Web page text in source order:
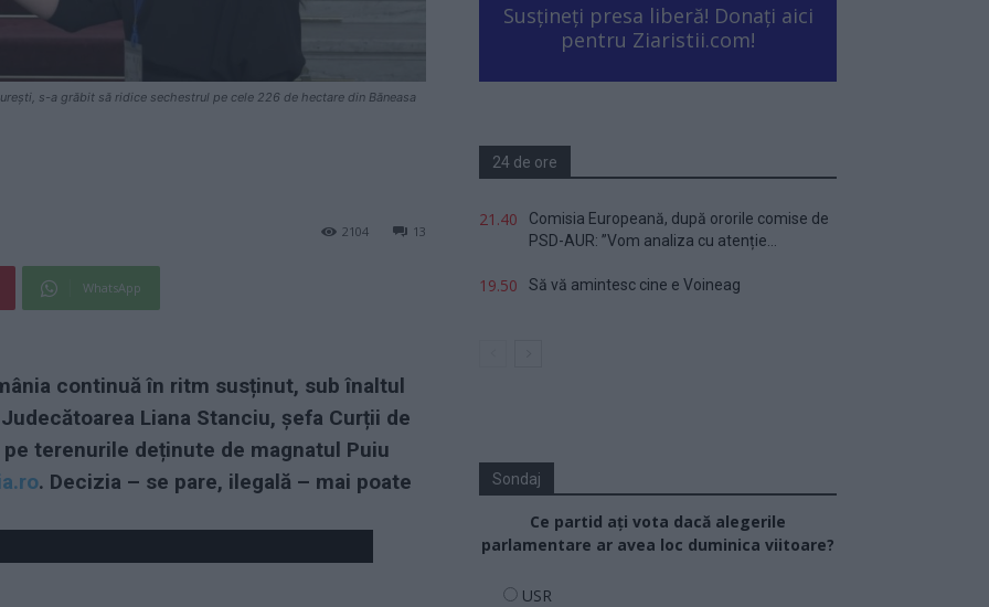
s-a grăbit să ridice sechestrul pe cele 226 de hectare din Băneasa
13
2104
WhatsApp
continuă în ritm susținut, sub înaltul
Liana Stanciu, șefa Curții de
terenurile deținute de magnatul Puiu
. Decizia – se pare, ilegală – mai poate
Susțineți presa liberă! Donați aici
pentru Ziaristii.com!
24 de ore
21.40
Comisia Europeană, după ororile comise de
PSD-AUR: ”Vom analiza cu atenție...
19.50 Să vă amintesc cine e Voineag
Sondaj
Ce partid ați vota dacă alegerile
parlamentare ar avea loc duminica viitoare?
USR